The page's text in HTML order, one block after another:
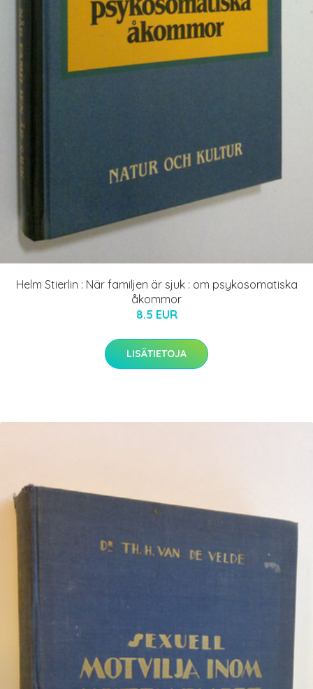
Helm Stierlin : När familjen är sjuk : om psykosomatiska
åkommor
8.5 EUR
LISÄTIETOJA